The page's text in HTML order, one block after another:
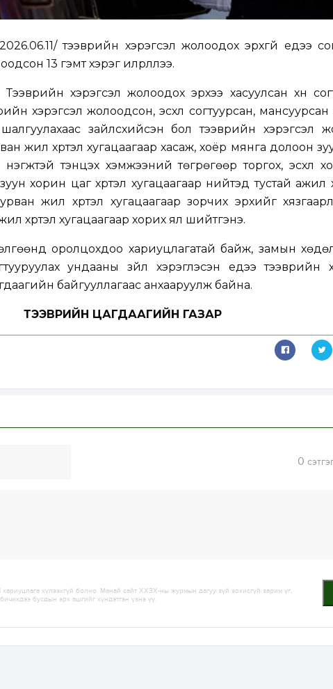
тээврийн хэрэгсэл жолоодох эрхгүй үедээ
13 гэмт хэрэг илрүүллээ.
Тээврийн хэрэгсэл жолоодох эрхээ хасуулсан хүн
хэрэгсэл жолоодсон, эсхүл согтуурсан, мансуурсан
зайлсхийсэн бол тээврийн хэрэгсэл
жил хүртэл хугацаагаар хасаж, хоёр мянга долоон
тэнцэх хэмжээний төгрөгөөр торгох, эсхүл
хорин цаг хүртэл хугацаагаар нийтэд тустай ажил
жил хүртэл хугацаагаар зорчих эрхийг
хүртэл хугацаагаар хорих ял шийтгэнэ.
оролцохдоо хариуцлагатай байж, замын
ундааны зүйл хэрэглэсэн үедээ тээврийн
байгууллагаас анхааруулж байна.
ТЭЭВРИЙН ЦАГДААГИЙН ГАЗАР
0
хүлээхгүй болно. Манай сайт ХХЗХ-ны журмын дагуу зүй зохисгүй зарим үг,
бусдын эрх ашгийг хүндэтгэн үзнэ үү.